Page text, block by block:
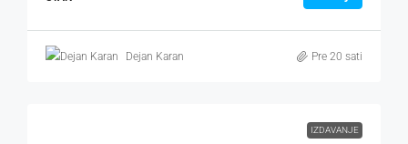
Dejan Karan Pre 20 sati
IZDAVANJE